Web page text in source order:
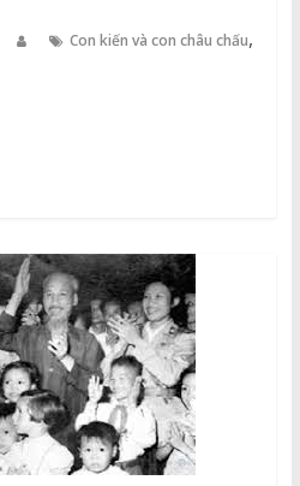
Con kiến ​​và con châu chấu,